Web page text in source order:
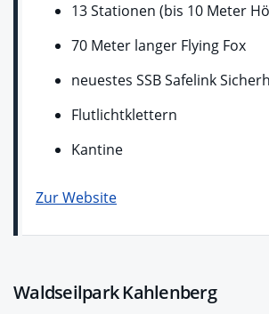
13 Stationen (bis 10 Meter
70 Meter langer Flying Fox
neuestes SSB Safelink
Flutlichtklettern
Kantine
Zur Website
Waldseilpark Kahlenberg